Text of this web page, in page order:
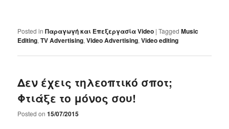
Posted in Παραγωγή και Επεξεργασία Video |Tagged Music
Editing,TV Advertising,Video Advertising,Video editing
Δεν έχεις τηλεοπτικό σποτ;
Φτιάξε το μόνος σου!
Posted on15/07/2015